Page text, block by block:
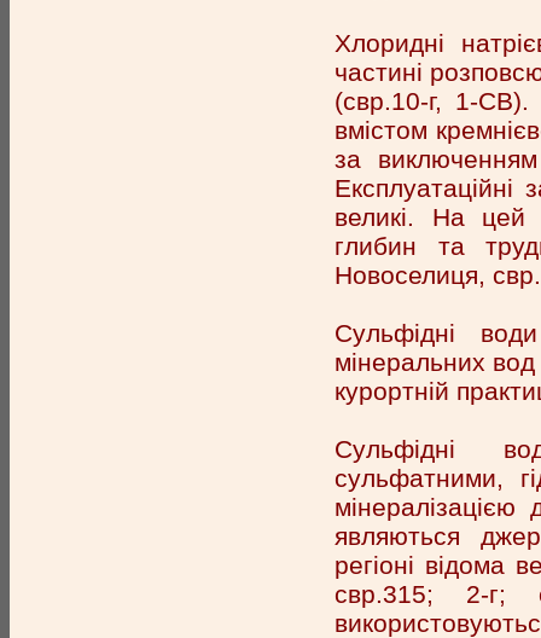
Хлоридні
частині
(свр.10-г, 1-
вмістом
за
Експлуатаційні
великі. На цей
глибин та
Новоселиця,
Сульфідні
мінеральних вод
курортній
Сульфідні
сульфатними,
являються
регіоні відома
свр.315; 2-г;